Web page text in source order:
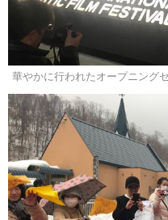
華やかに行われたオープニング